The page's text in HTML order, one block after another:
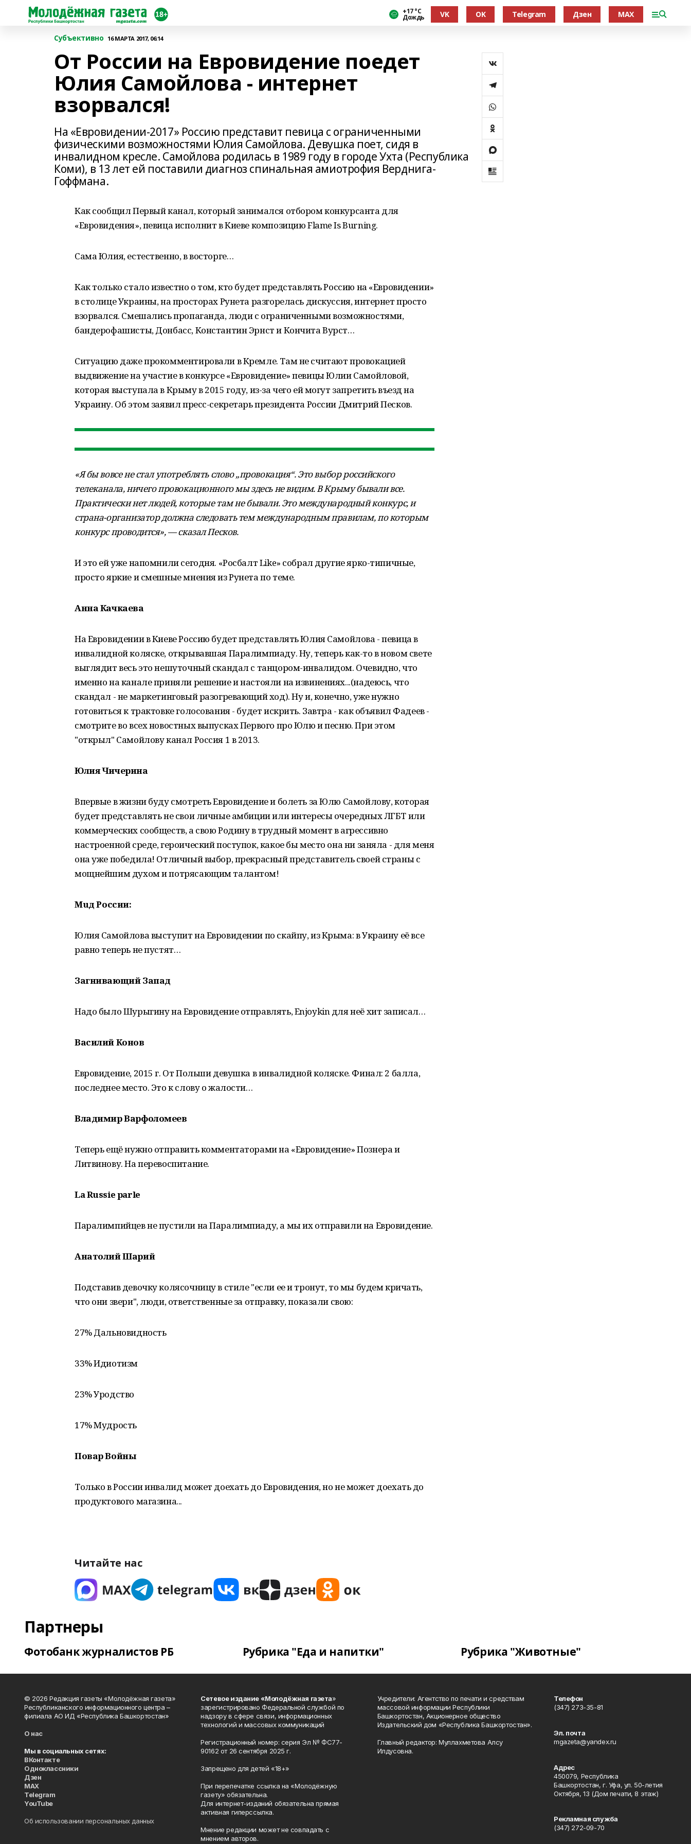
+17 °С
Дождь VK OK Telegram Дзен MAX
Субъективно 16 МАРТА 2017, 06:14
От России на Евровидение поедет
Юлия Самойлова - интернет
взорвался!
На «Евровидении-2017» Россию представит певица с ограниченными
физическими возможностями Юлия Самойлова. Девушка поет, сидя в
инвалидном кресле. Самойлова родилась в 1989 году в городе Ухта (Республика
Коми), в 13 лет ей поставили диагноз спинальная амиотрофия Верднига-
Гоффмана.
Как сообщил Первый канал, который занимался отбором конкурсанта для
«Евровидения», певица исполнит в Киеве композицию Flame Is Burning.
Сама Юлия, естественно, в восторге…
Как только стало известно о том, кто будет представлять Россию на «Евровидении»
в столице Украины, на просторах Рунета разгорелась дискуссия, интернет просто
взорвался. Смешались пропаганда, люди с ограниченными возможностями,
бандерофашисты, Донбасс, Константин Эрнст и Кончита Вурст…
Ситуацию даже прокомментировали в Кремле. Там не считают провокацией
выдвижение на участие в конкурсе «Евровидение» певицы Юлии Самойловой,
которая выступала в Крыму в 2015 году, из-за чего ей могут запретить въезд на
Украину. Об этом заявил пресс-секретарь президента России Дмитрий Песков.
«Я бы вовсе не стал употреблять слово „провокация“. Это выбор российского
телеканала, ничего провокационного мы здесь не видим. В Крыму бывали все.
Практически нет людей, которые там не бывали. Это международный конкурс, и
страна-организатор должна следовать тем международным правилам, по которым
конкурс проводится», — сказал Песков.
И это ей уже напомнили сегодня. «Росбалт Like» собрал другие ярко-типичные,
просто яркие и смешные мнения из Рунета по теме.
Анна Качкаева
На Евровидении в Киеве Россию будет представлять Юлия Самойлова - певица в
инвалидной коляске, открывавшая Паралимпиаду. Ну, теперь как-то в новом свете
выглядит весь это нешуточный скандал с танцором-инвалидом. Очевидно, что
именно на канале приняли решение и настояли на извинениях...(надеюсь, что
скандал - не маркетинговый разогревающий ход). Ну и, конечно, уже нужно
готовиться к трактовке голосования - будет искрить. Завтра - как объявил Фадеев -
смотрите во всех новостных выпусках Первого про Юлю и песню. При этом
"открыл" Самойлову канал Россия 1 в 2013.
Юлия Чичерина
Впервые в жизни буду смотреть Евровидение и болеть за Юлю Самойлову, которая
будет представлять не свои личные амбиции или интересы очередных ЛГБТ или
коммерческих сообществ, а свою Родину в трудный момент в агрессивно
настроенной среде, героический поступок, какое бы место она ни заняла - для меня
она уже победила! Отличный выбор, прекрасный представитель своей страны с
мощнейшим духом и потрясающим талантом!
Мuд России:
Юлия Самойлова выступит на Евровидении по скайпу, из Крыма: в Украину её все
равно теперь не пустят…
Загнивающий Запад
Надо было Шурыгину на Евровидение отправлять, Enjoykin для неё хит записал…
Василий Конов
Евровидение, 2015 г. От Польши девушка в инвалидной коляске. Финал: 2 балла,
последнее место. Это к слову о жалости…
Владимир Варфоломеев
Теперь ещё нужно отправить комментаторами на «Евровидение» Познера и
Литвинову. На перевоспитание.
La Russieparle
Паралимпийцев не пустили на Паралимпиаду, а мы их отправили на Евровидение.
Анатолий Шарий
Подставив девочку колясочницу в стиле "если ее и тронут, то мы будем кричать,
что они звери", люди, ответственные за отправку, показали свою:
27% Дальновидность
33% Идиотизм
23% Уродство
17% Мудрость
Повар Войны
Только в России инвалид может доехать до Евровидения, но не может доехать до
продуктового магазина...
Читайте нас
Партнеры
Фотобанк журналистов РБ Рубрика "Еда и напитки" Рубрика "Животные"
© 2026 Редакция газеты «Молодёжная газета»
Республиканского информационного центра –
филиала АО ИД «Республика Башкортостан»
О нас
Мы в социальных сетях:
ВКонтакте
Одноклассники
Дзен
MAX
Telegram
YouTube
Об использовании персональных данных
Сетевое издание «Молодёжная газета»
зарегистрировано Федеральной службой по
надзору в сфере связи, информационных
технологий и массовых коммуникаций
Регистрационный номер: серия Эл № ФС77-
90162 от 26 сентября 2025 г.
Запрещено для детей «18+»
При перепечатке ссылка на «Молодёжную
газету» обязательна.
Для интернет-изданий обязательна прямая
активная гиперссылка.
Мнение редакции может не совпадать с
мнением авторов.
Учредители: Агентство по печати и средствам
массовой информации Республики
Башкортостан, Акционерное общество
Издательский дом «Республика Башкортостан».
Главный редактор: Муллахметова Алсу
Илдусовна.
Телефон
(347) 273-35-81
Эл. почта
mgazeta@yandex.ru
Адрес
450079, Республика
Башкортостан, г. Уфа, ул. 50-летия
Октября, 13 (Дом печати, 8 этаж)
Рекламная служба
(347) 272-09-70